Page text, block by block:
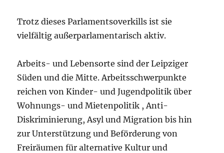
Trotz dieses Parlamentsoverkills ist sie
vielfältig außerparlamentarisch aktiv.
Arbeits- und Lebensorte sind der Leipziger
Süden und die Mitte. Arbeitsschwerpunkte
reichen von Kinder- und Jugendpolitik über
Wohnungs- und Mietenpolitik , Anti-
Diskriminierung, Asyl und Migration bis hin
zur Unterstützung und Beförderung von
Freiräumen für alternative Kultur und